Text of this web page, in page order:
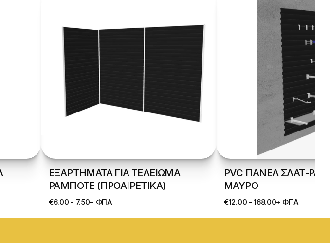
ΕΞΑΡΤΗΜΑΤΑ ΓΙΑ ΤΕΛΕΙΩΜΑ
ΡΑΜΠΟΤΕ (ΠΡΟΑΙΡΕΤΙΚΑ)
€6.00 - 7.50+ ΦΠΑ
PVC ΠΑΝΕΛ ΣΛΑΤ-
ΜΑΥΡΟ
€12.00 - 168.00+ ΦΠΑ